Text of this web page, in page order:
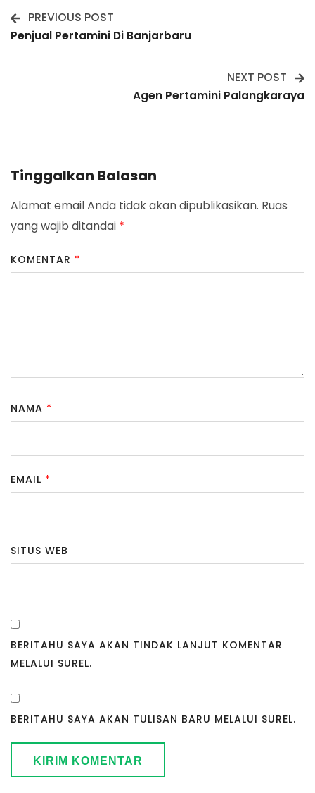
Post
PREVIOUS POST
Penjual Pertamini Di Banjarbaru
NEXT POST
Agen Pertamini Palangkaraya
Tinggalkan Balasan
Alamat email Anda tidak akan dipublikasikan. Ruas
yang wajib ditandai *
KOMENTAR *
NAMA *
EMAIL *
SITUS WEB
BERITAHU SAYA AKAN TINDAK LANJUT KOMENTAR
MELALUI SUREL.
BERITAHU SAYA AKAN TULISAN BARU MELALUI SUREL.